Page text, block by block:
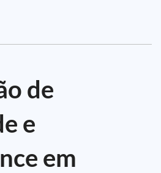
de
e
em